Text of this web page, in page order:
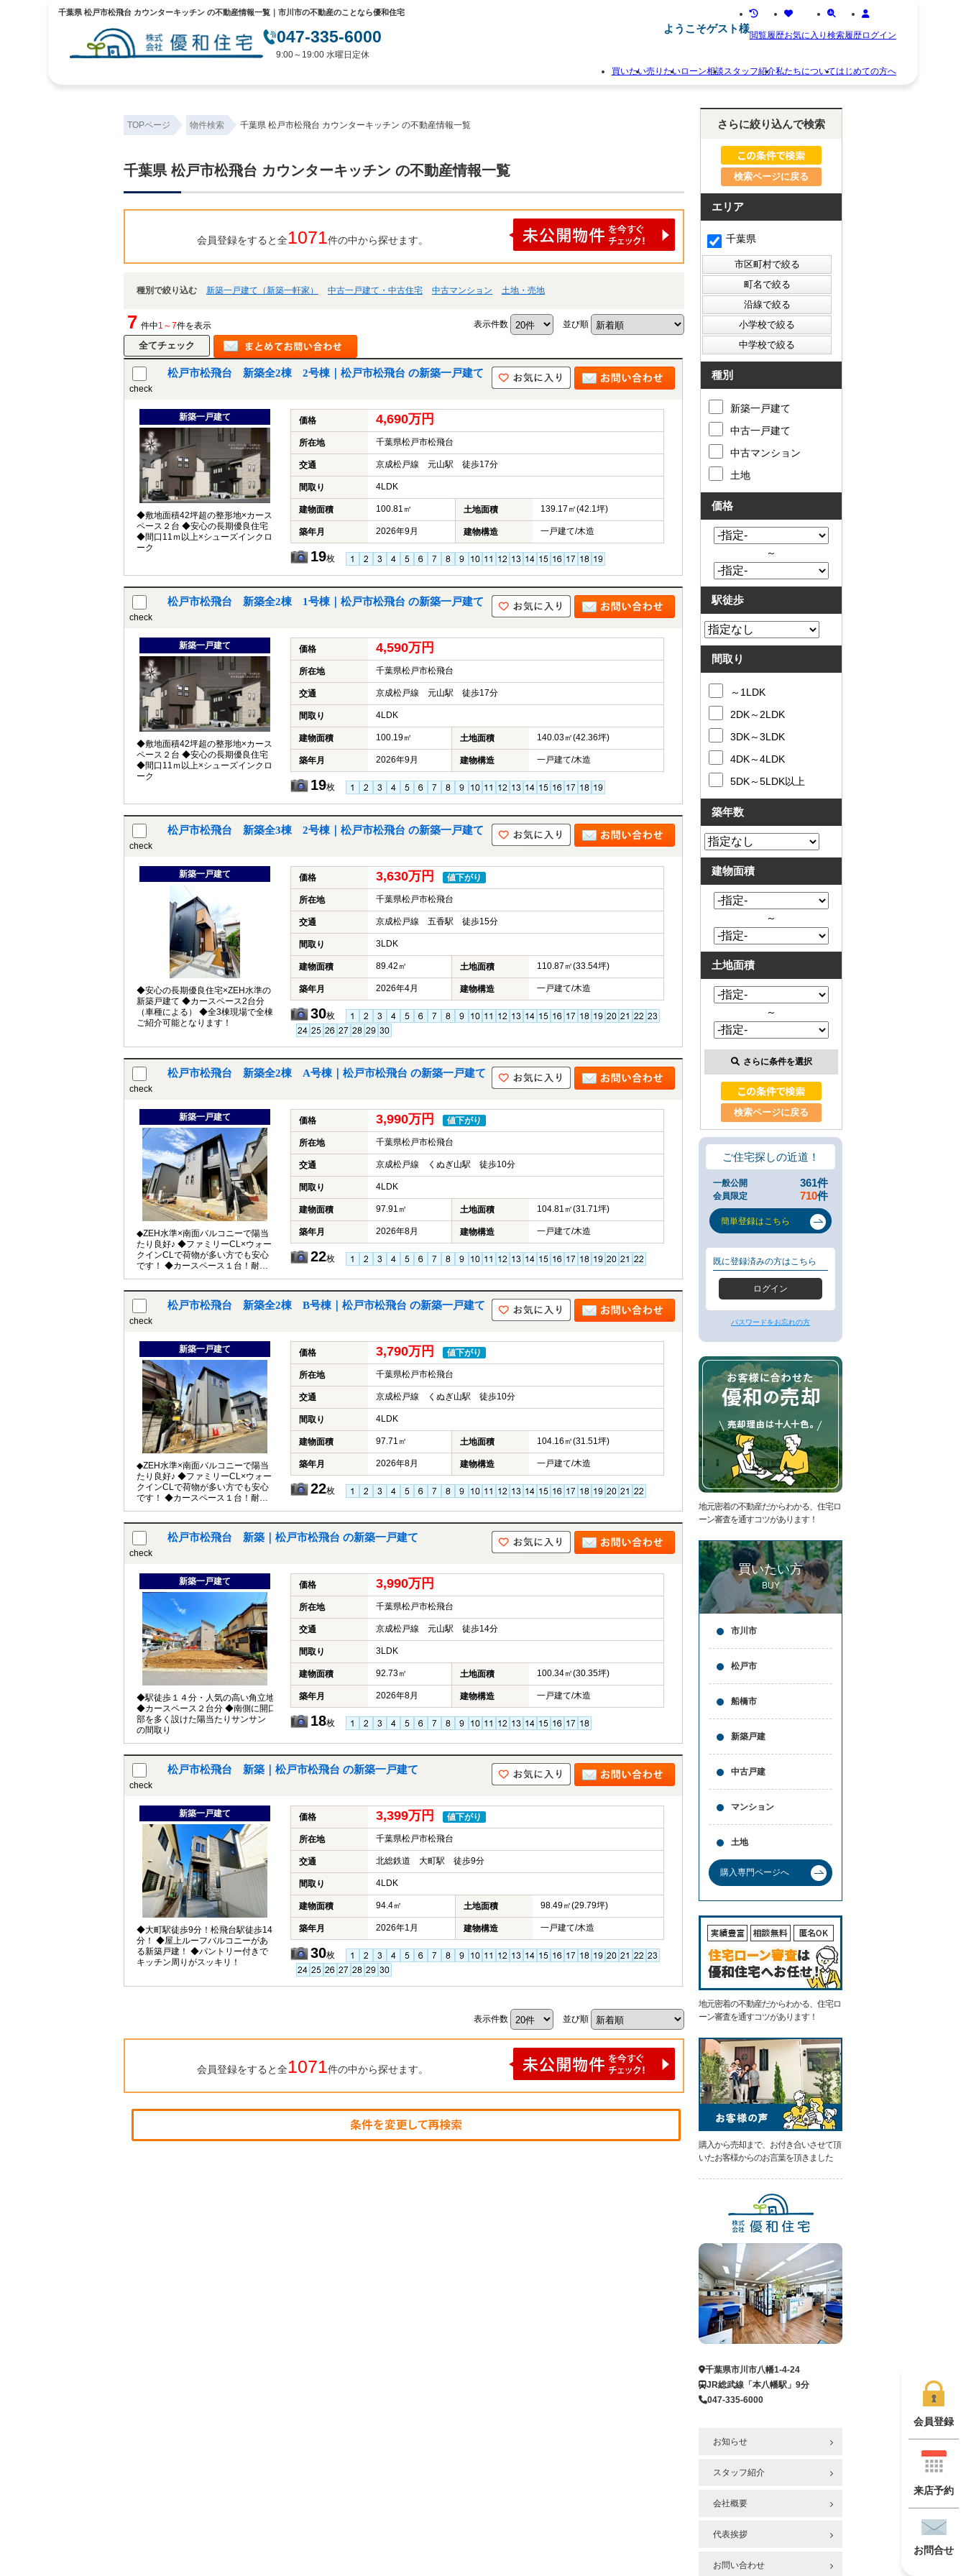
千葉県 松戸市松飛台 カウンターキッチン の不動産情報一覧｜市川市の不動産のことなら優和住宅
047-335-6000
9:00～19:00 水曜日定休
ようこそゲスト様
閲覧履歴お気に入り 検索履歴ログイン
買いたい
戸
中
古
一
戸
マ
ン
シ
ン
川
戸
船
ら
探
す
学
す
返済
7万
8万
円
月々
円
返済
産
専
ー
ジ
へ
売りたい
空
住
み
替
え
住
宅
ロ
ン
納
コ
ム
却
の
流
れ
取
違
の
高
く
売
イ
ト
類
却
相
談
の
で
動
売
ー
ジ
へ
ローン相談スタッフ紹介私たちについて
知
ら
ス
タ
ッ
フ
様
の
会
社
概
要
代
表
ッ
ー
ス
合
せ
予
はじめての方へ
TOPページ 物件検索 千葉県 松戸市松飛台 カウンターキッチン の不動産情報一覧
千葉県 松戸市松飛台 カウンターキッチン の不動産情報一覧
会員登録をすると全1071件の中から探せます。
種別で絞り込む 新築一戸建て（新築一軒家） 中古一戸建て・中古住宅 中古マンション 土地・売地
7 件中1～7件を表示 表示件数 並び順
check
松戸市松飛台 新築全2棟 2号棟｜松戸市松飛台 の新築一戸建て
新築一戸建て
◆敷地面積42坪超の整形地×カース
ペース２台 ◆安心の長期優良住宅
◆間口11ｍ以上×シューズインクロ
ーク
価格 4,690万円
所在地 千葉県松戸市松飛台
交通 京成松戸線 元山駅 徒歩17分
間取り 4LDK
建物面積 100.81㎡ 土地面積 139.17㎡(42.1坪)
築年月 2026年9月 建物構造 一戸建て/木造
19枚
check
松戸市松飛台 新築全2棟 1号棟｜松戸市松飛台 の新築一戸建て
新築一戸建て
◆敷地面積42坪超の整形地×カース
ペース２台 ◆安心の長期優良住宅
◆間口11ｍ以上×シューズインクロ
ーク
価格 4,590万円
所在地 千葉県松戸市松飛台
交通 京成松戸線 元山駅 徒歩17分
間取り 4LDK
建物面積 100.19㎡ 土地面積 140.03㎡(42.36坪)
築年月 2026年9月 建物構造 一戸建て/木造
19枚
check
松戸市松飛台 新築全3棟 2号棟｜松戸市松飛台 の新築一戸建て
新築一戸建て
◆安心の長期優良住宅×ZEH水準の
新築戸建て ◆カースペース2台分
（車種による） ◆全3棟現場で全棟
ご紹介可能となります！
価格 3,630万円 値下がり
所在地 千葉県松戸市松飛台
交通 京成松戸線 五香駅 徒歩15分
間取り 3LDK
建物面積 89.42㎡ 土地面積 110.87㎡(33.54坪)
築年月 2026年4月 建物構造 一戸建て/木造
30枚
check
松戸市松飛台 新築全2棟 A号棟｜松戸市松飛台 の新築一戸建て
新築一戸建て
◆ZEH水準×南面バルコニーで陽当
たり良好♪ ◆ファミリーCL×ウォー
クインCLで荷物が多い方でも安心
です！ ◆カースペース１台！耐震
等級３級！
価格 3,990万円 値下がり
所在地 千葉県松戸市松飛台
交通 京成松戸線 くぬぎ山駅 徒歩10分
間取り 4LDK
建物面積 97.91㎡ 土地面積 104.81㎡(31.71坪)
築年月 2026年8月 建物構造 一戸建て/木造
22枚
check
松戸市松飛台 新築全2棟 B号棟｜松戸市松飛台 の新築一戸建て
新築一戸建て
◆ZEH水準×南面バルコニーで陽当
たり良好♪ ◆ファミリーCL×ウォー
クインCLで荷物が多い方でも安心
です！ ◆カースペース１台！耐震
等級３級！
価格 3,790万円 値下がり
所在地 千葉県松戸市松飛台
交通 京成松戸線 くぬぎ山駅 徒歩10分
間取り 4LDK
建物面積 97.71㎡ 土地面積 104.16㎡(31.51坪)
築年月 2026年8月 建物構造 一戸建て/木造
22枚
check
松戸市松飛台 新築｜松戸市松飛台 の新築一戸建て
新築一戸建て
◆駅徒歩１４分・人気の高い角立地
◆カースペース２台分 ◆南側に開口
部を多く設けた陽当たりサンサン
の間取り
価格 3,990万円
所在地 千葉県松戸市松飛台
交通 京成松戸線 元山駅 徒歩14分
間取り 3LDK
建物面積 92.73㎡ 土地面積 100.34㎡(30.35坪)
築年月 2026年8月 建物構造 一戸建て/木造
18枚
check
松戸市松飛台 新築｜松戸市松飛台 の新築一戸建て
新築一戸建て
◆大町駅徒歩9分！松飛台駅徒歩14
分！ ◆屋上ルーフバルコニーがあ
る新築戸建！ ◆パントリー付きで
キッチン周りがスッキリ！
価格 3,399万円 値下がり
所在地 千葉県松戸市松飛台
交通 北総鉄道 大町駅 徒歩9分
間取り 4LDK
建物面積 94.4㎡ 土地面積 98.49㎡(29.79坪)
築年月 2026年1月 建物構造 一戸建て/木造
30枚
表示件数 並び順
会員登録をすると全1071件の中から探せます。
さらに絞り込んで検索
検索ページに戻る
エリア
千葉県
種別
新築一戸建て
中古一戸建て
中古マンション
土地
価格
～
駅徒歩
間取り
～1LDK
2DK～2LDK
3DK～3LDK
4DK～4LDK
5DK～5LDK以上
築年数
建物面積
～
土地面積
～
さらに条件を選択
検索ページに戻る
ご住宅探しの近道！
一般公開 361件
会員限定 710件
簡単登録はこちら
既に登録済みの方はこちら
ログイン
パスワードをお忘れの方
地元密着の不動産だからわかる、住宅ロ
ーン審査を通すコツがあります！
買いたい方
BUY
市川市
松戸市
船橋市
新築戸建
中古戸建
マンション
土地
購入専門ページへ
地元密着の不動産だからわかる、住宅ロ
ーン審査を通すコツがあります！
購入から売却まで、お付き合いさせて頂
いたお客様からのお言葉を頂きました
千葉県市川市八幡1-4-24
JR総武線「本八幡駅」9分
047-335-6000
お知らせ
スタッフ紹介
会社概要
代表挨拶
お問い合わせ
会員登録
来店予約
お問合せ